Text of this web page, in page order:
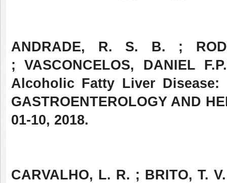
ANDRADE, R. S. B. ;
; VASCONCELOS, DANIEL
Alcoholic Fatty Liver Disease:
GASTROENTEROLOGY AND
01-10, 2018.
CARVALHO, L. R. ; BRITO, T.